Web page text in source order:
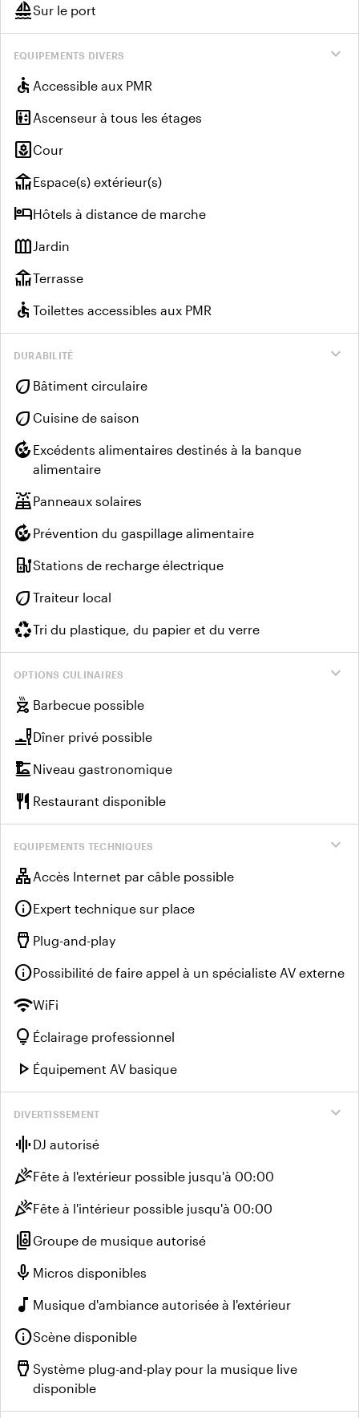
sailingSur le port
expand_more
EQUIPEMENTS DIVERS
accessible Accessible aux PMR
elevator Ascenseur à tous les étages
yardCour
deckEspace(s) extérieur(s)
hotelHôtels à distance de marche
outdoor_gardenJardin
deckTerrasse
accessible Toilettes accessibles aux PMR
expand_more
DURABILITÉ
eco Bâtiment circulaire
eco Cuisine de saison
compost Excédents alimentaires destinés à la banque
alimentaire
solar_powerPanneaux solaires
compost Prévention du gaspillage alimentaire
ev_chargerStations de recharge électrique
eco Traiteur local
recyclingTri du plastique, du papier et du verre
expand_more
OPTIONS CULINAIRES
outdoor_grill Barbecue possible
brunch_diningDîner privé possible
dinner_diningNiveau gastronomique
restaurant Restaurant disponible
expand_more
EQUIPEMENTS TECHNIQUES
lan Accès Internet par câble possible
infoExpert technique sur place
settings_input_hdmi Plug-and-play
infoPossibilité de faire appel à un spécialiste AV externe
wifiWiFi
lightbulb Éclairage professionnel
play_arrow Équipement AV basique
expand_more
DIVERTISSEMENT
graphic_eq DJ autorisé
celebrationFête à l'extérieur possible jusqu'à 00:00
celebrationFête à l'intérieur possible jusqu'à 00:00
speaker_groupGroupe de musique autorisé
mic Micros disponibles
music_note Musique d'ambiance autorisée à l'extérieur
infoScène disponible
settings_input_hdmi Système plug-and-play pour la musique live
disponible